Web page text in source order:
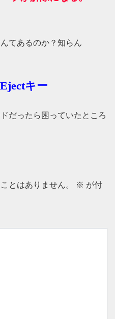
てあるのか？知らん
キー
だったら困っていたところ
とはありません。 ※ が付